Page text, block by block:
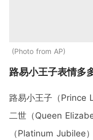
Photo from AP
路易小王子表情多
路易小王子（Prince
二世（Queen
（Platinum Jubilee